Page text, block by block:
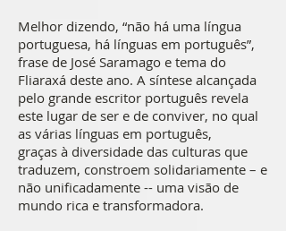
Melhor dizendo, “não há uma língua
portuguesa, há línguas em português”,
frase de José Saramago e tema do
Fliaraxá deste ano. A síntese alcançada
pelo grande escritor português revela
este lugar de ser e de conviver, no qual
as várias línguas em português,
graças à diversidade das culturas que
traduzem, constroem solidariamente – e
não unificadamente -- uma visão de
mundo rica e transformadora.